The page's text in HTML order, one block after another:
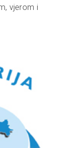
vjerom i